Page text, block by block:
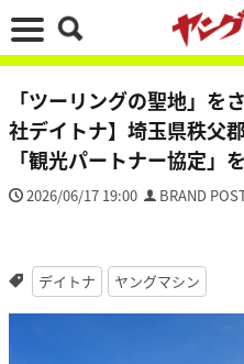
「ツーリングの聖地」
社デイトナ】埼玉県秩父
「観光パートナー協定」
2026/06/17 19:00 BRAND
デイトナ ヤングマシン